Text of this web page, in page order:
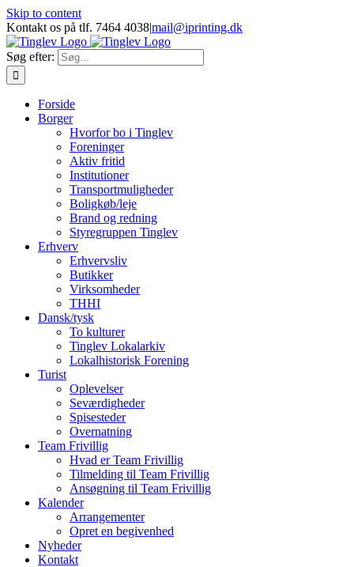
Skip to content
Kontakt os på tlf. 7464 4038|mail@iprinting.dk
Søg efter:
Forside
Borger
Hvorfor bo i Tinglev
Foreninger
Aktiv fritid
Institutioner
Transportmuligheder
Boligkøb/leje
Brand og redning
Styregruppen Tinglev
Erhverv
Erhvervsliv
Butikker
Virksomheder
THHI
Dansk/tysk
To kulturer
Tinglev Lokalarkiv
Lokalhistorisk Forening
Turist
Oplevelser
Seværdigheder
Spisesteder
Overnatning
Team Frivillig
Hvad er Team Frivillig
Tilmelding til Team Frivillig
Ansøgning til Team Frivillig
Kalender
Arrangementer
Opret en begivenhed
Nyheder
Kontakt